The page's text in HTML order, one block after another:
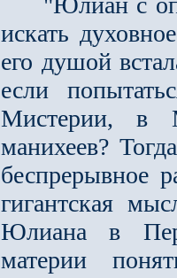
искать
его душой
если
Мистерии, в
манихеев?
беспрерывное
гигантская
Юлиана в
материи